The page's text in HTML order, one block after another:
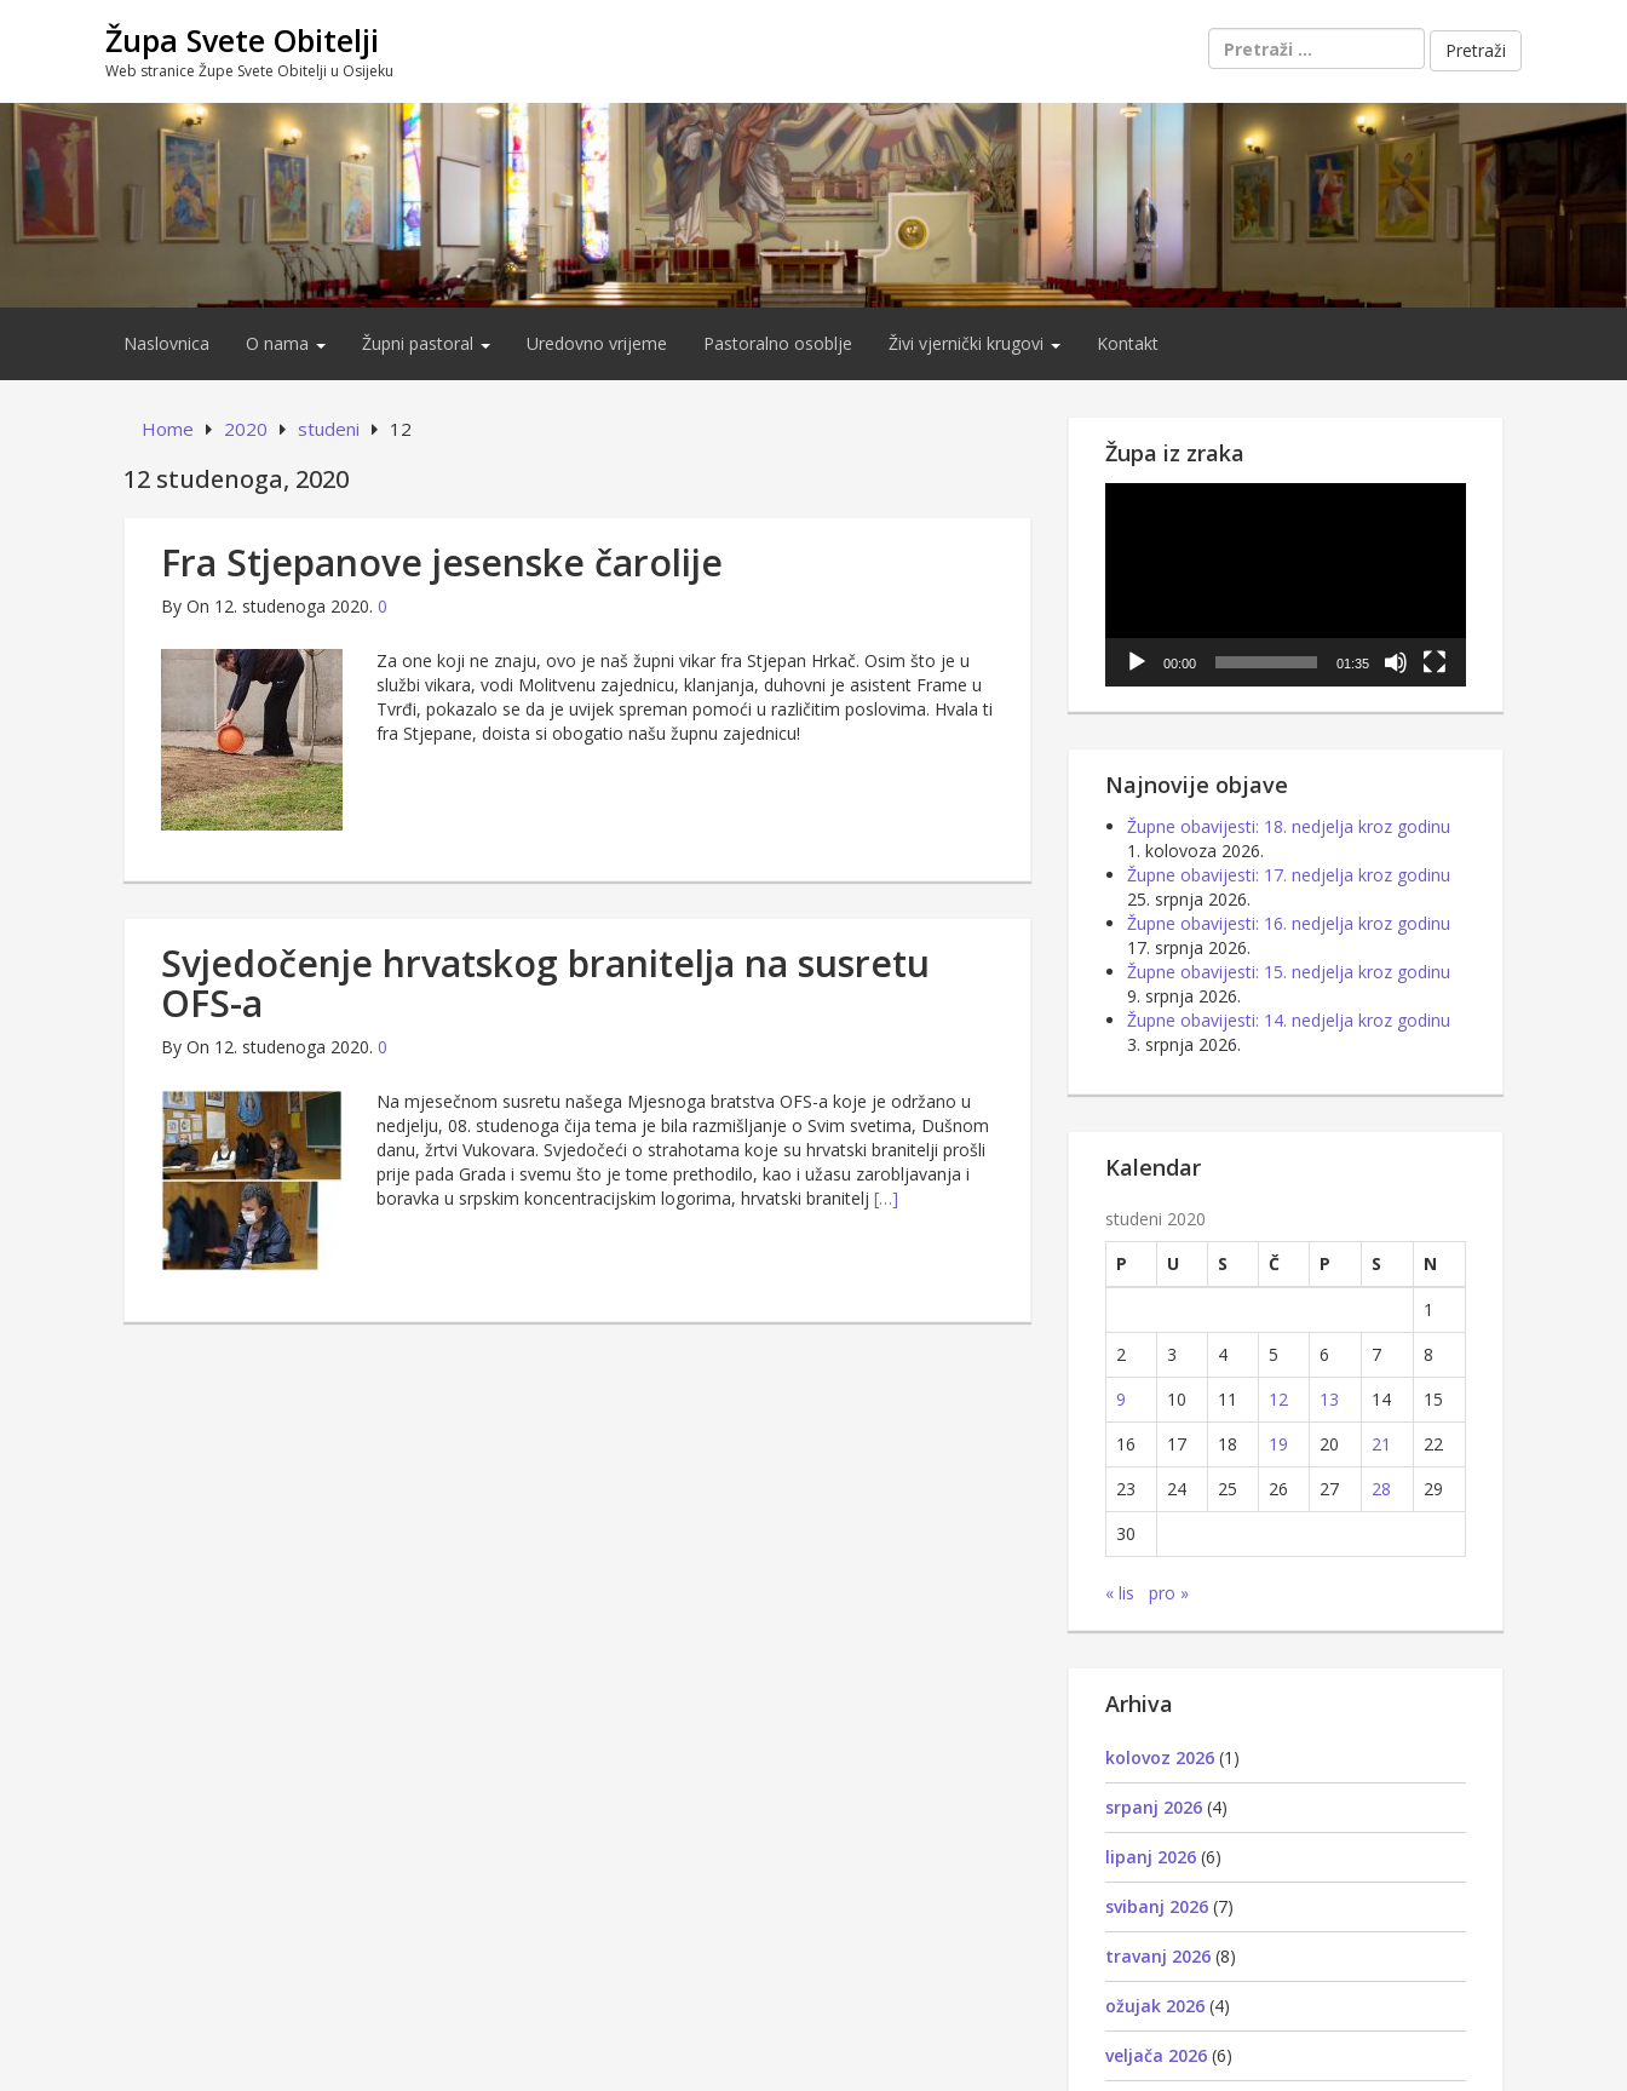
Župa Svete Obitelji
Web stranice Župe Svete Obitelji u Osijeku
Pretraži:
Naslovnica O nama Župni pastoral Uredovno vrijeme Pastoralno osoblje Živi vjernički krugovi Kontakt
Home 2020 studeni 12
12 studenoga, 2020
Fra Stjepanove jesenske čarolije
By On 12. studenoga 2020. 0
Za one koji ne znaju, ovo je naš župni vikar fra Stjepan Hrkač. Osim što je u
službi vikara, vodi Molitvenu zajednicu, klanjanja, duhovni je asistent Frame u
Tvrđi, pokazalo se da je uvijek spreman pomoći u različitim poslovima. Hvala ti
fra Stjepane, doista si obogatio našu župnu zajednicu!
Svjedočenje hrvatskog branitelja na susretu
OFS-a
By On 12. studenoga 2020. 0
Na mjesečnom susretu našega Mjesnoga bratstva OFS-a koje je održano u
nedjelju, 08. studenoga čija tema je bila razmišljanje o Svim svetima, Dušnom
danu, žrtvi Vukovara. Svjedočeći o strahotama koje su hrvatski branitelji prošli
prije pada Grada i svemu što je tome prethodilo, kao i užasu zarobljavanja i
boravka u srpskim koncentracijskim logorima, hrvatski branitelj […]
Župa iz zraka
00:00 01:35
Najnovije objave
Župne obavijesti: 18. nedjelja kroz godinu
1. kolovoza 2026.
Župne obavijesti: 17. nedjelja kroz godinu
25. srpnja 2026.
Župne obavijesti: 16. nedjelja kroz godinu
17. srpnja 2026.
Župne obavijesti: 15. nedjelja kroz godinu
9. srpnja 2026.
Župne obavijesti: 14. nedjelja kroz godinu
3. srpnja 2026.
Kalendar
studeni 2020
P
U S Č P S
N
1
2
3 4 5 6 7
8
9
10 11 12 13 14
15
16
17 18 19 20 21
22
23
24 25 26 27 28
29
30
« lis pro »
Arhiva
kolovoz 2026 (1)
srpanj 2026 (4)
lipanj 2026 (6)
svibanj 2026 (7)
travanj 2026 (8)
ožujak 2026 (4)
veljača 2026 (6)